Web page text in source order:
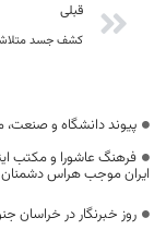
قبلی
پیوند دانشگاه و
فرهنگ عاشورا و مکتب
ایران موجب هراس
روز خبرنگار در خراسان